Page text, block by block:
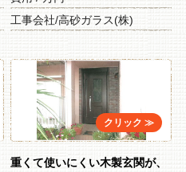
工事会社/高砂ガラス(株)
重くて使いにくい木製玄関が、